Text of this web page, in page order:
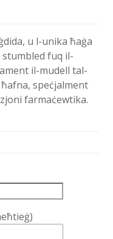
u l-unika ħaġa
fuq il-
il-mudell tal-
speċjalment
farmaċewtika.